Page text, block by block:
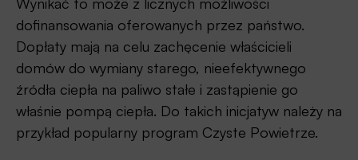
dofinansowania oferowanych przez państwo.
Dopłaty mają na celu zachęcenie właścicieli
domów do wymiany starego, nieefektywnego
źródła ciepła na paliwo stałe i zastąpienie go
właśnie pompą ciepła. Do takich inicjatyw należy na
przykład popularny program Czyste Powietrze.